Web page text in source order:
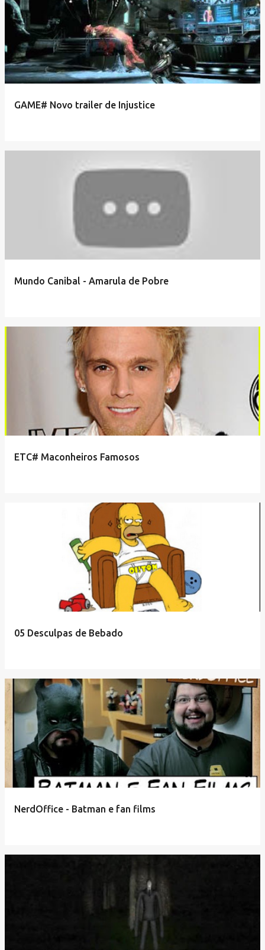
GAME# Novo trailer de Injustice
Mundo Canibal - Amarula de Pobre
ETC# Maconheiros Famosos
05 Desculpas de Bebado
NerdOffice - Batman e fan films